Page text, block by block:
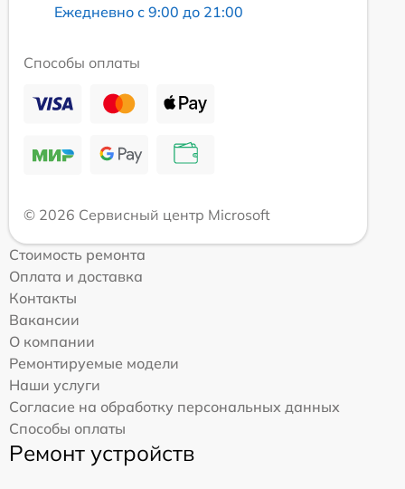
Ежедневно с 9:00 до 21:00
Способы оплаты
© 2026 Сервисный центр Microsoft
Стоимость ремонта
Оплата и доставка
Контакты
Вакансии
О компании
Ремонтируемые модели
Наши услуги
Согласие на обработку персональных данных
Способы оплаты
Ремонт устройств